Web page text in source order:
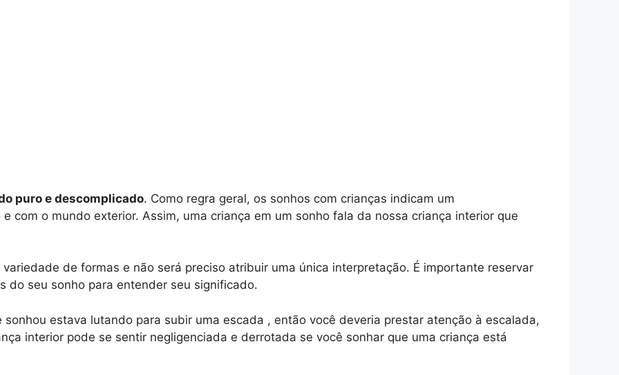
puro e descomplicado. Como regra geral, os sonhos com crianças indicam um
com o mundo exterior. Assim, uma criança em um sonho fala da nossa criança interior que
de formas e não será preciso atribuir uma única interpretação. É importante reservar
do seu sonho para entender seu significado.
estava lutando para subir uma escada , então você deveria prestar atenção à escalada,
interior pode se sentir negligenciada e derrotada se você sonhar que uma criança está